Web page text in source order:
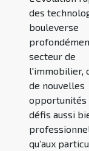
des
bouleverse
secteur de
l'immobilier,
de nouvelles
opportunités
défis aussi
qu’aux